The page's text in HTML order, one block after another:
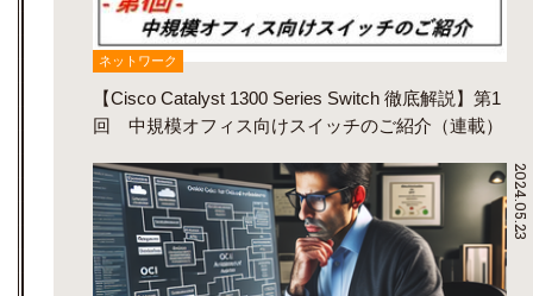
ネットワーク
【Cisco Catalyst 1300 Series Switch 徹底解説】第1
回 中規模オフィス向けスイッチのご紹介（連載）
2024.05.23